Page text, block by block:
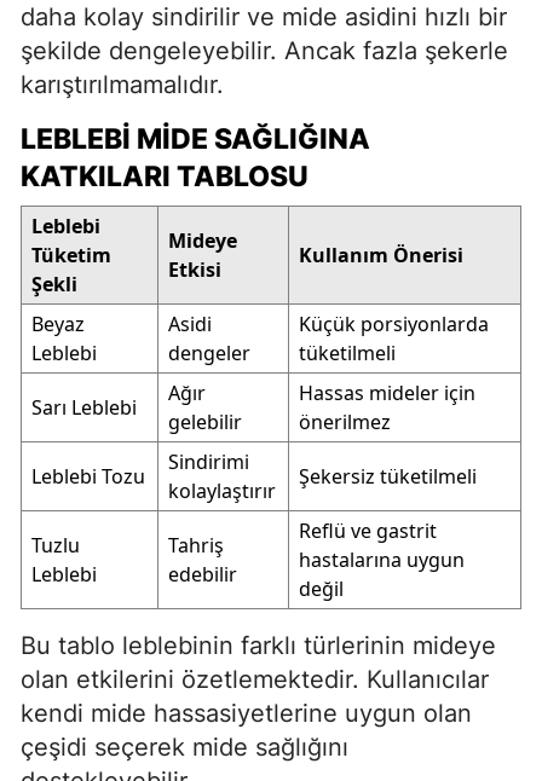
daha kolay sindirilir ve mide asidini hızlı bir
şekilde dengeleyebilir. Ancak fazla şekerle
karıştırılmamalıdır.
LEBLEBI MIDE SAĞLIĞINA
KATKILARI TABLOSU
Leblebi
Tüketim
Şekli
Mideye
Etkisi
Kullanım Önerisi
Beyaz
Leblebi
Asidi
dengeler
Küçük porsiyonlarda
tüketilmeli
Sarı Leblebi
Ağır
gelebilir
Hassas mideler için
önerilmez
Leblebi Tozu
Sindirimi
kolaylaştırır
Şekersiz tüketilmeli
Tuzlu
Leblebi
Tahriş
edebilir
Reflü ve gastrit
hastalarına uygun
değil
Bu tablo leblebinin farklı türlerinin mideye
olan etkilerini özetlemektedir. Kullanıcılar
kendi mide hassasiyetlerine uygun olan
çeşidi seçerek mide sağlığını